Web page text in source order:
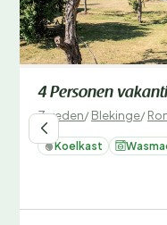
4 Personen
Zweden/Blekinge/
Koelkast